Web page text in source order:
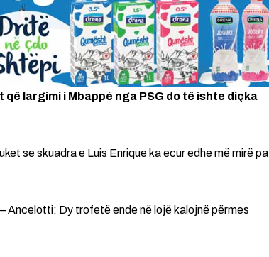
largimi i Mbappé nga PSG do të ishte diçka
se skuadra e Luis Enrique ka ecur edhe më mirë pa
Ancelotti: Dy trofetë ende në lojë kalojnë përmes